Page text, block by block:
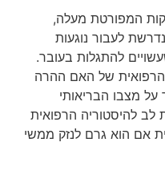
המפורטת מעלה,
לעבור נוגעות
להתגלות בעובר.
הרפואית של האם ההרה
על מצבו הבריאותי
לב להיסטוריה הרפואית
אם הוא גרם לנזק ממשי